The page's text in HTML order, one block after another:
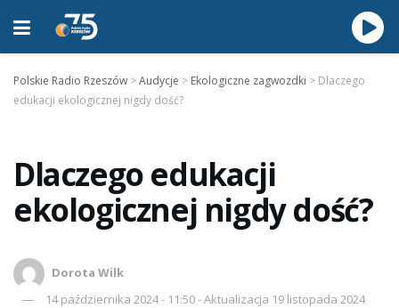
Polskie Radio Rzeszów >Audycje > Ekologiczne zagwozdki > Dlaczego
edukacji ekologicznej nigdy dość?
Dlaczego edukacji
ekologicznej nigdy dość?
Dorota Wilk
14 października 2024 - 11:50 - Aktualizacja 19 listopada 2024